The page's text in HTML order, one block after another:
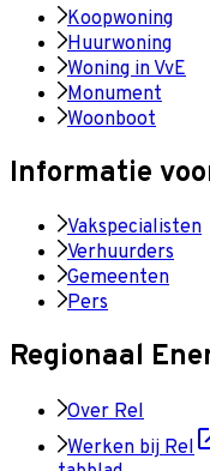
Koopwoning
Huurwoning
Woning in VvE
Monument
Woonboot
Informatie
Vakspecialisten
Verhuurders
Gemeenten
Pers
Regionaal
Over Rel
Werken bij Rel